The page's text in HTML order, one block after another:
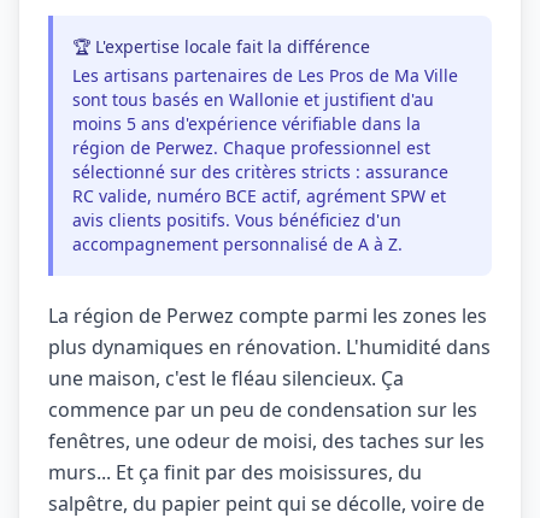
🏆 L'expertise locale fait la différence
Les artisans partenaires de Les Pros de Ma Ville
sont tous basés en Wallonie et justifient d'au
moins 5 ans d'expérience vérifiable dans la
région de Perwez. Chaque professionnel est
sélectionné sur des critères stricts : assurance
RC valide, numéro BCE actif, agrément SPW et
avis clients positifs. Vous bénéficiez d'un
accompagnement personnalisé de A à Z.
La région de Perwez compte parmi les zones les
plus dynamiques en rénovation. L'humidité dans
une maison, c'est le fléau silencieux. Ça
commence par un peu de condensation sur les
fenêtres, une odeur de moisi, des taches sur les
murs... Et ça finit par des moisissures, du
salpêtre, du papier peint qui se décolle, voire de